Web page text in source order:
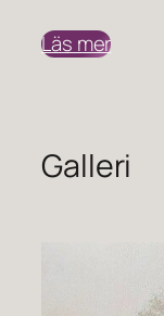
Läs mer
Galleri